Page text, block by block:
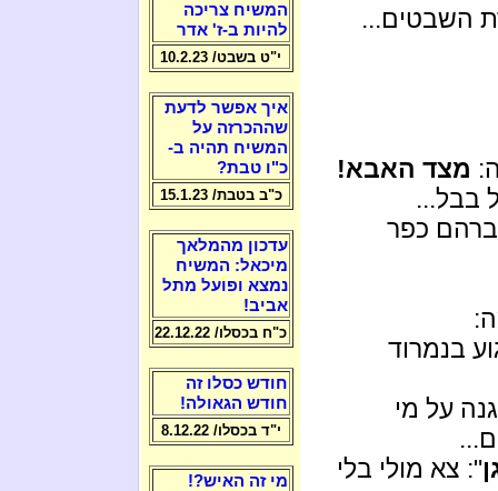
השבטים...
מצד האבא!
בבל...
כפר
בנמרוד
על מי
": צא מולי בלי
המשיח צריכה
להיות ב-ז' אדר
י"ט בשבט/ 10.2.23
איך אפשר לדעת
שההכרזה על
המשיח תהיה ב-
כ"ו טבת?
כ"ב בטבת/ 15.1.23
עדכון מהמלאך
מיכאל: המשיח
נמצא ופועל מתל
אביב!
כ"ח בכסלו/ 22.12.22
חודש כסלו זה
חודש הגאולה!
י"ד בכסלו/ 8.12.22
מי זה האיש?!